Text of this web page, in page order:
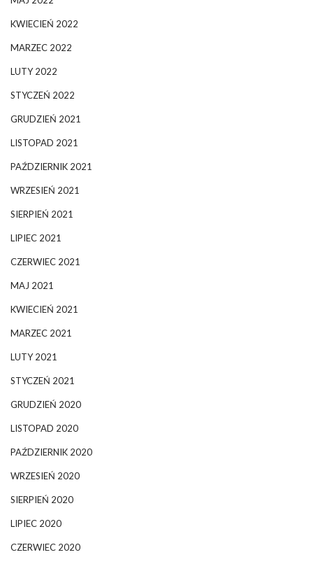
KWIECIEŃ 2022
MARZEC 2022
LUTY 2022
STYCZEŃ 2022
GRUDZIEŃ 2021
LISTOPAD 2021
PAŹDZIERNIK 2021
WRZESIEŃ 2021
SIERPIEŃ 2021
LIPIEC 2021
CZERWIEC 2021
MAJ 2021
KWIECIEŃ 2021
MARZEC 2021
LUTY 2021
STYCZEŃ 2021
GRUDZIEŃ 2020
LISTOPAD 2020
PAŹDZIERNIK 2020
WRZESIEŃ 2020
SIERPIEŃ 2020
LIPIEC 2020
CZERWIEC 2020